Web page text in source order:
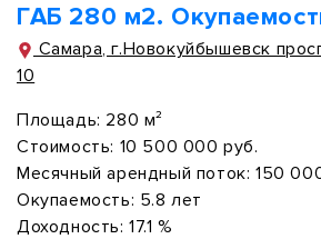
ГАБ 280 м2.
Самара, г.Новокуйбышевск
10
Площадь: 280 м²
Стоимость: 10 500 000 руб.
Месячный арендный поток: 150
Окупаемость: 5.8 лет
Доходность: 17.1 %